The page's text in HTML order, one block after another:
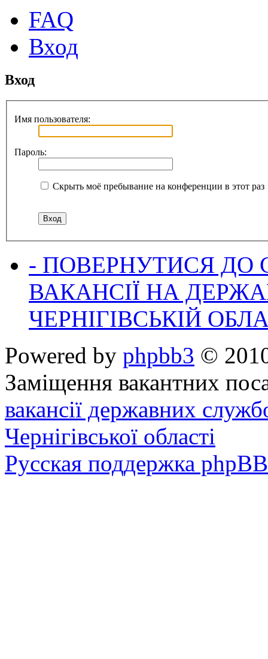
FAQ
Вход
Вход
Имя пользователя:
Пароль:
Скрыть моё пребывание на конференции в этот раз
- ПОВЕРНУТИСЯ ДО
ВАКАНСІЇ НА
ЧЕРНІГІВСЬКІЙ
Powered by phpbb3 ©
Заміщення вакантних
вакансії державних
Чернігівської області
Русская поддержка phpBB